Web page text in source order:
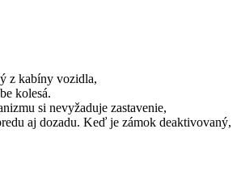
z kabíny vozidla,
kolesá.
si nevyžaduje zastavenie,
aj dozadu. Keď je zámok deaktivovaný,